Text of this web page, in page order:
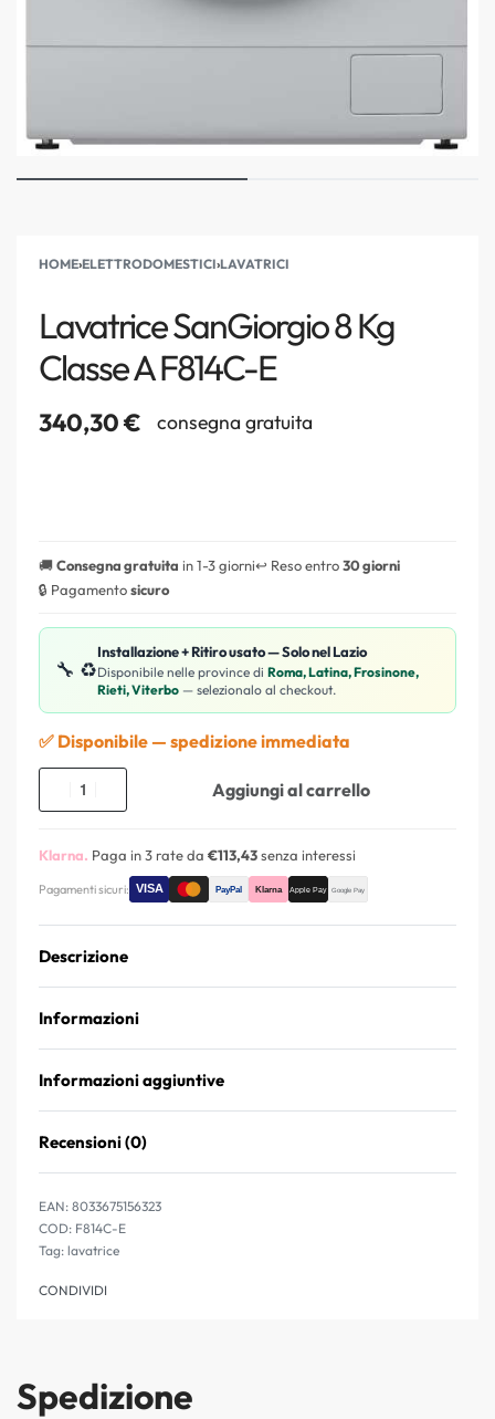
HOME›ELETTRODOMESTICI›LAVATRICI
Lavatrice SanGiorgio 8 Kg
Classe A F814C-E
340,30€ consegna gratuita
🚚Consegna gratuita in 1-3 giorni↩️ Reso entro30 giorni
🔒 Pagamentosicuro
🔧 ♻️
Installazione + Ritiro usato — Solo nel Lazio
Disponibile nelle province di Roma, Latina, Frosinone,
Rieti, Viterbo — selezionalo al checkout.
✅ Disponibile — spedizione immediata
Aggiungi al carrello
Klarna. Paga in 3 rate da €113,43senza interessi
Pagamenti sicuri:
Descrizione
Informazioni
Informazioni aggiuntive
Recensioni (0)
EAN: 8033675156323
F814C-E
Tag: lavatrice
CONDIVIDI
Spedizione